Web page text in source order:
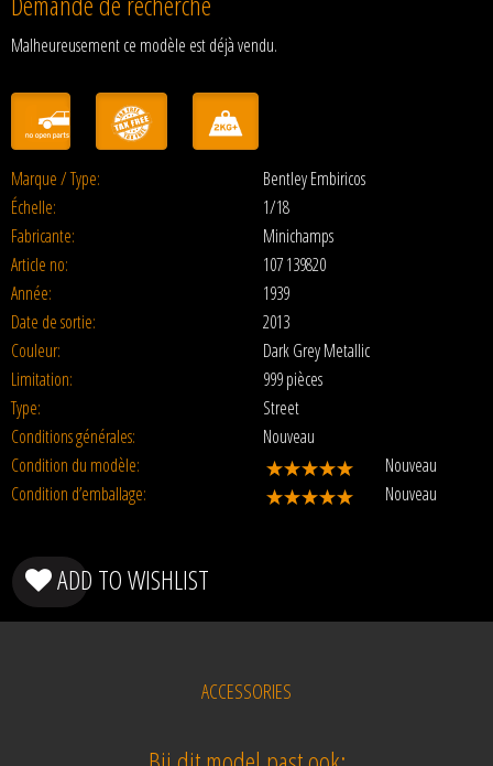
Malheureusement ce modèle est déjà vendu.
Marque / Type:
Bentley Embiricos
Échelle:
1/18
Fabricante:
Minichamps
Article no:
107 139820
Année:
1939
Date de sortie:
2013
Couleur:
Dark Grey Metallic
Limitation:
999 pièces
Type:
Street
Conditions générales:
Nouveau
Condition du modèle:
Nouveau
Condition d’emballage:
Nouveau
ADD TO WISHLIST
ACCESSORIES